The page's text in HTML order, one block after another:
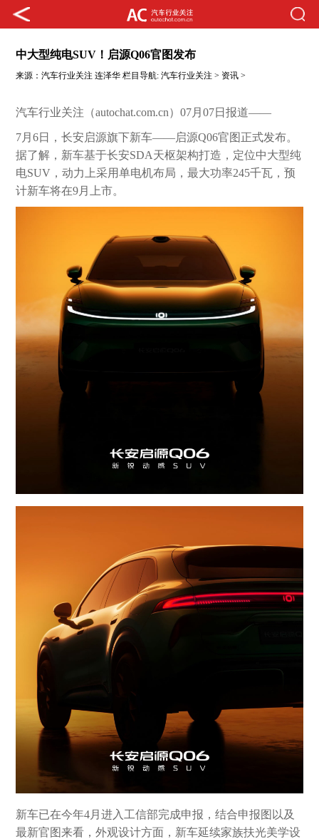
中大型纯电SUV！启源Q06官图发布
来源：汽车行业关注 连泽华 栏目导航:汽车行业关注 > 资讯 >
汽车行业关注（autochat.com.cn）07月07日报道——
7月6日，长安启源旗下新车——启源Q06官图正式发布。
据了解，新车基于长安SDA天枢架构打造，定位中大型纯
电SUV，动力上采用单电机布局，最大功率245千瓦，预
计新车将在9月上市。
新车已在今年4月进入工信部完成申报，结合申报图以及
最新官图来看，外观设计方面，新车延续家族扶光美学设